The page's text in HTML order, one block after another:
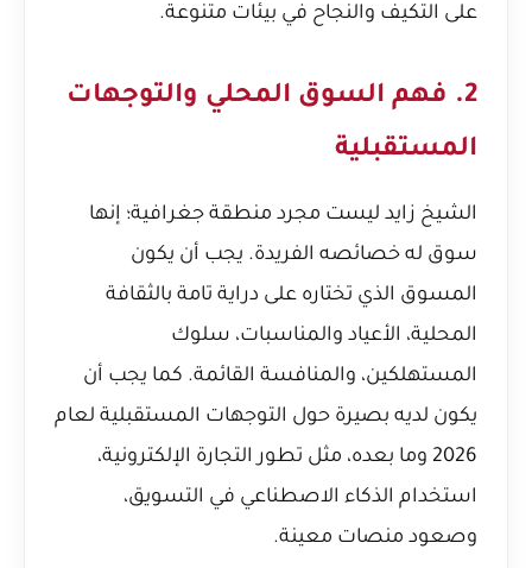
على التكيف والنجاح في بيئات متنوعة.
2. فهم السوق المحلي والتوجهات
المستقبلية
الشيخ زايد ليست مجرد منطقة جغرافية؛ إنها
سوق له خصائصه الفريدة. يجب أن يكون
المسوق الذي تختاره على دراية تامة بالثقافة
المحلية، الأعياد والمناسبات، سلوك
المستهلكين، والمنافسة القائمة. كما يجب أن
يكون لديه بصيرة حول التوجهات المستقبلية لعام
2026 وما بعده، مثل تطور التجارة الإلكترونية،
استخدام الذكاء الاصطناعي في التسويق،
وصعود منصات معينة.